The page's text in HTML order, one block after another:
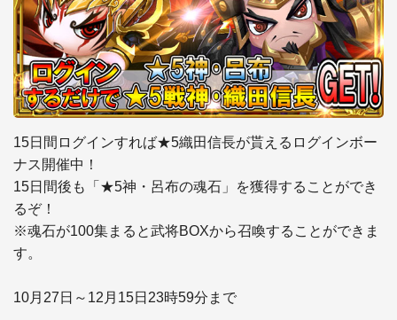
15日間ログインすれば★5織田信長が貰えるログインボー
ナス開催中！
15日間後も「★5神・呂布の魂石」を獲得することができ
るぞ！
※魂石が100集まると武将BOXから召喚することができま
す。
10月27日～12月15日23時59分まで